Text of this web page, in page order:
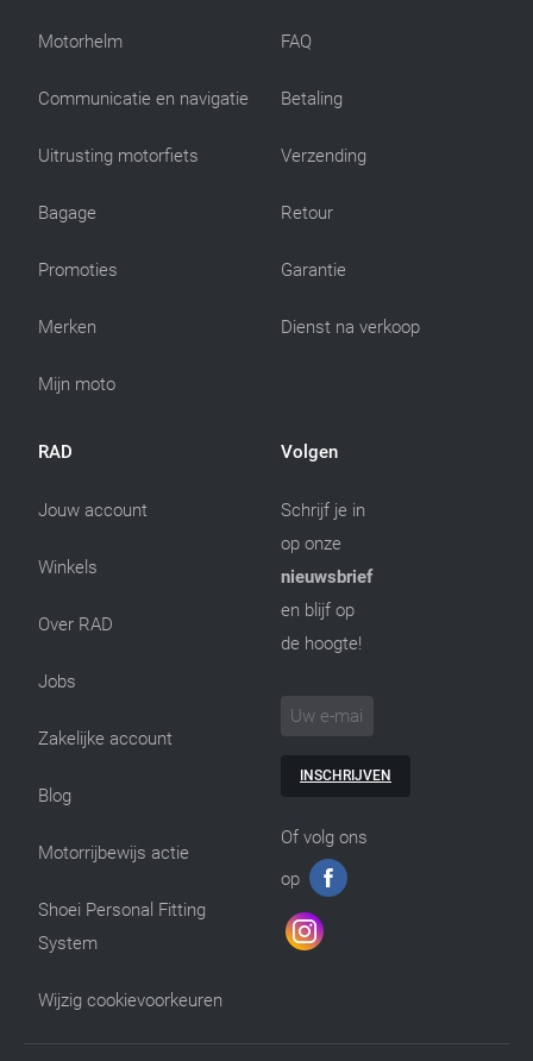
Motorhelm
Communicatie en navigatie
Uitrusting motorfiets
Bagage
Promoties
Merken
Mijn moto
FAQ
Betaling
Verzending
Retour
Garantie
Dienst na verkoop
RAD
Jouw account
Winkels
Over RAD
Jobs
Zakelijke account
Blog
Motorrijbewijs actie
Shoei Personal Fitting
System
Wijzig cookievoorkeuren
Volgen
Schrijf je in
op onze
nieuwsbrief
en blijf op
de hoogte!
INSCHRIJVEN
Of volg ons
op